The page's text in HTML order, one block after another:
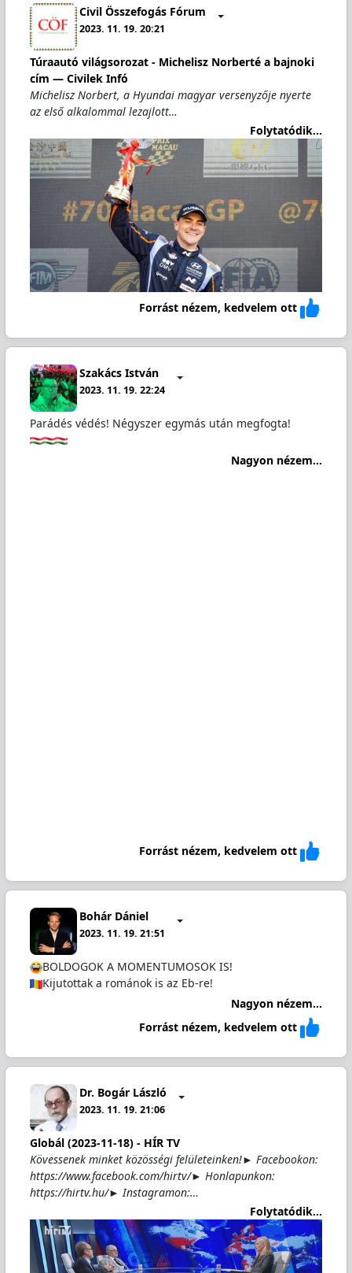
Civil Összefogás Fórum
2023. 11. 19. 20:21
Túraautó világsorozat - Michelisz Norberté a bajnoki
cím — Civilek Infó
Michelisz Norbert, a Hyundai magyar versenyzője nyerte
az első alkalommal lezajlott…
Folytatódik...
Forrást nézem, kedvelem ott
Szakács István
2023. 11. 19. 22:24
Parádés védés! Négyszer egymás után megfogta!
Nagyon nézem...
Forrást nézem, kedvelem ott
Bohár Dániel
2023. 11. 19. 21:51
BOLDOGOK A MOMENTUMOSOK IS!
Kijutottak a románok is az Eb-re!
Nagyon nézem...
Forrást nézem, kedvelem ott
Dr. Bogár László
2023. 11. 19. 21:06
Globál (2023-11-18) - HÍR TV
Kövessenek minket közösségi felületeinken!► Facebookon:
https://www.facebook.com/hirtv/► Honlapunkon:
https://hirtv.hu/► Instagramon:…
Folytatódik...